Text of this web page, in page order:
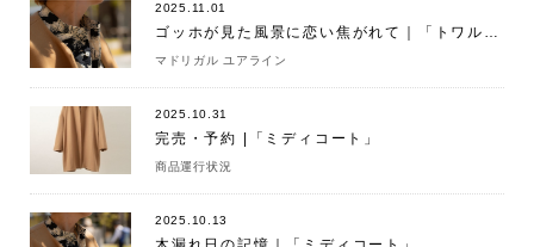
2025.11.01
ゴッホが見た風景に恋い焦がれて｜「トワルドジュイシャツ」
マドリガル ユアライン
2025.10.31
完売・予約 |「ミディコート」
商品運行状況
2025.10.13